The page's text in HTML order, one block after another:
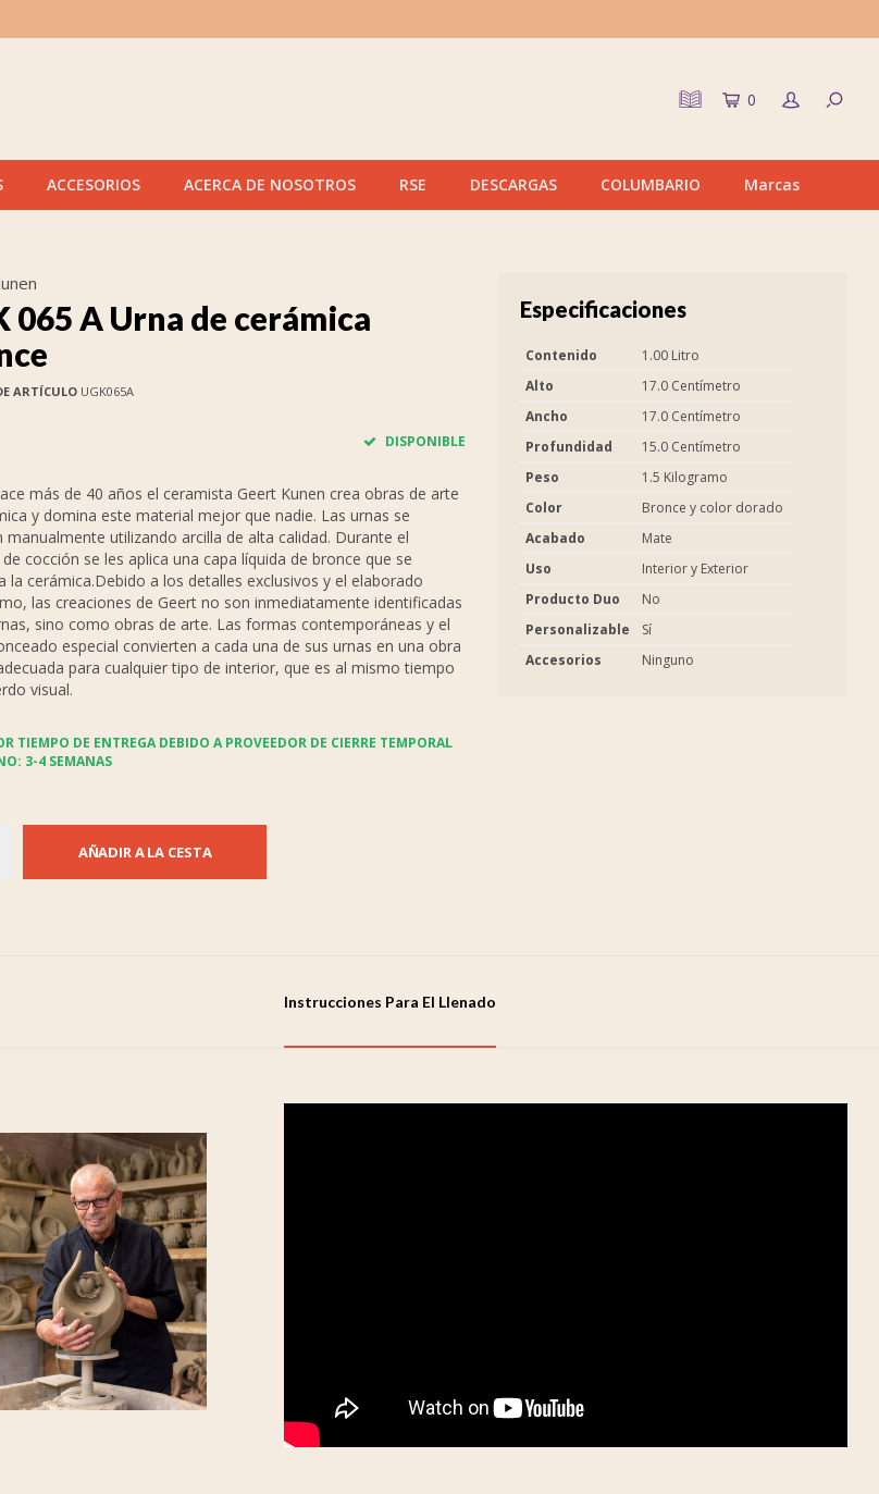
0
ACCESORIOS ACERCA DE NOSOTROS RSE DESCARGAS COLUMBARIO Marcas
065 A Urna de cerámica
ARTÍCULOUGK065A
DISPONIBLE
más de 40 años el ceramista Geert Kunen crea obras de arte
y domina este material mejor que nadie. Las urnas se
manualmente utilizando arcilla de alta calidad. Durante el
cocción se les aplica una capa líquida de bronce que se
la cerámica.Debido a los detalles exclusivos y el elaborado
las creaciones de Geert no son inmediatamente identificadas
sino como obras de arte. Las formas contemporáneas y el
especial convierten a cada una de sus urnas en una obra
para cualquier tipo de interior, que es al mismo tiempo
visual.
TIEMPO DE ENTREGA DEBIDO A PROVEEDOR DE CIERRE TEMPORAL
3-4 SEMANAS
AÑADIR A LA CESTA
Especificaciones
Contenido
1.00 Litro
Alto
17.0 Centímetro
Ancho
17.0 Centímetro
Profundidad
15.0 Centímetro
Peso
1.5 Kilogramo
Color
Bronce y color dorado
Acabado
Mate
Uso
Interior y Exterior
Producto Duo
No
Personalizable
Sí
Accesorios
Ninguno
Instrucciones Para El Llenado